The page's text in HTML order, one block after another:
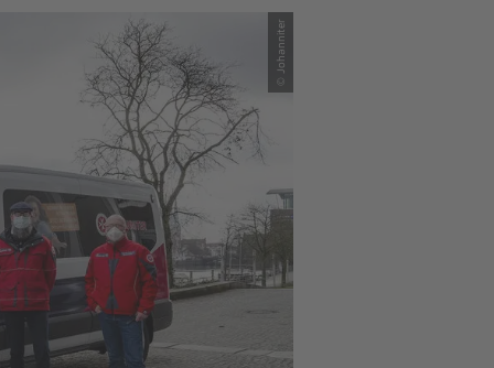
© Johanniter